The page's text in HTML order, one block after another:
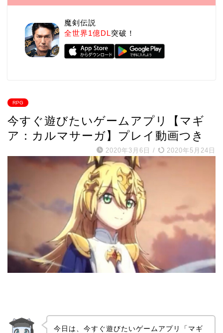
魔剣伝説
全世界1億DL突破！
RPG
今すぐ遊びたいゲームアプリ【マギ
ア：カルマサーガ】プレイ動画つき
2020年3月6日 / 2020年5月24日
今日は、今すぐ遊びたいゲームアプリ「マギ